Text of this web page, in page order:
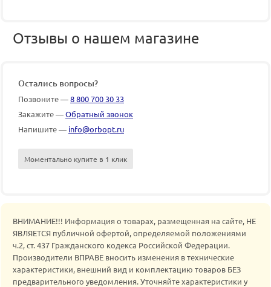
Отзывы о нашем магазине
Остались вопросы?
Позвоните —8 800 700 30 33
Закажите —Обратный звонок
Напишите — info@orbopt.ru
Моментально купите в 1 клик
ВНИМАНИЕ!!! Информация о товарах, размещенная на сайте, НЕ
ЯВЛЯЕТСЯ публичной офертой, определяемой положениями
ч.2, ст. 437 Гражданского кодекса Российской Федерации.
Производители ВПРАВЕ вносить изменения в технические
характеристики, внешний вид и комплектацию товаров БЕЗ
предварительного уведомления. Уточняйте характеристики у